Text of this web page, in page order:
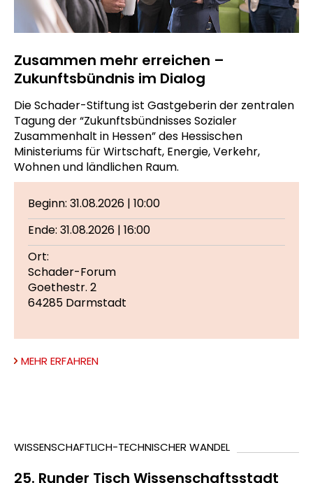
Zusammen mehr erreichen –
Zukunftsbündnis im Dialog
Die Schader-Stiftung ist Gastgeberin der zentralen
Tagung der “Zukunftsbündnisses Sozialer
Zusammenhalt in Hessen” des Hessischen
Ministeriums für Wirtschaft, Energie, Verkehr,
Wohnen und ländlichen Raum.
Beginn: 31.08.2026 | 10:00
Ende: 31.08.2026 | 16:00
Ort:
Schader-Forum
Goethestr. 2
64285 Darmstadt
MEHR ERFAHREN
WISSENSCHAFTLICH-TECHNISCHER WANDEL
25. Runder Tisch Wissenschaftsstadt